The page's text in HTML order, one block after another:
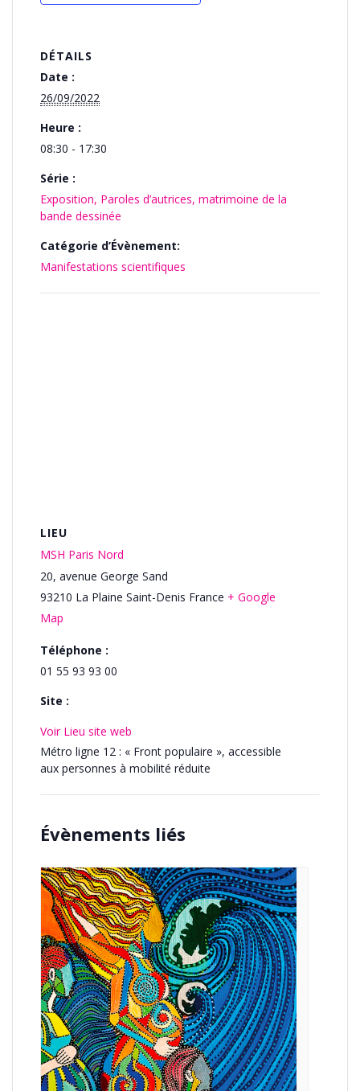
DÉTAILS
Date :
26/09/2022
Heure :
08:30 - 17:30
Série :
Exposition, Paroles d’autrices, matrimoine de la
bande dessinée
Catégorie d’Évènement:
Manifestations scientifiques
LIEU
MSH Paris Nord
20, avenue George Sand
93210 La Plaine Saint-Denis France + Google
Map
Téléphone :
01 55 93 93 00
Site :
Voir Lieu site web
Métro ligne 12 : « Front populaire », accessible
aux personnes à mobilité réduite
Évènements liés